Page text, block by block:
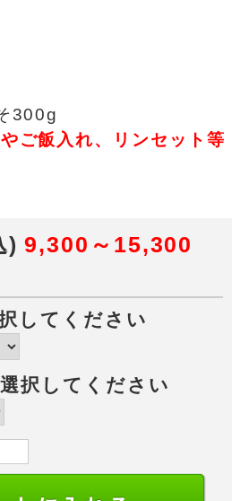
300g
ご飯入れ、リンセット等
) 9,300～15,300
してください
択してください